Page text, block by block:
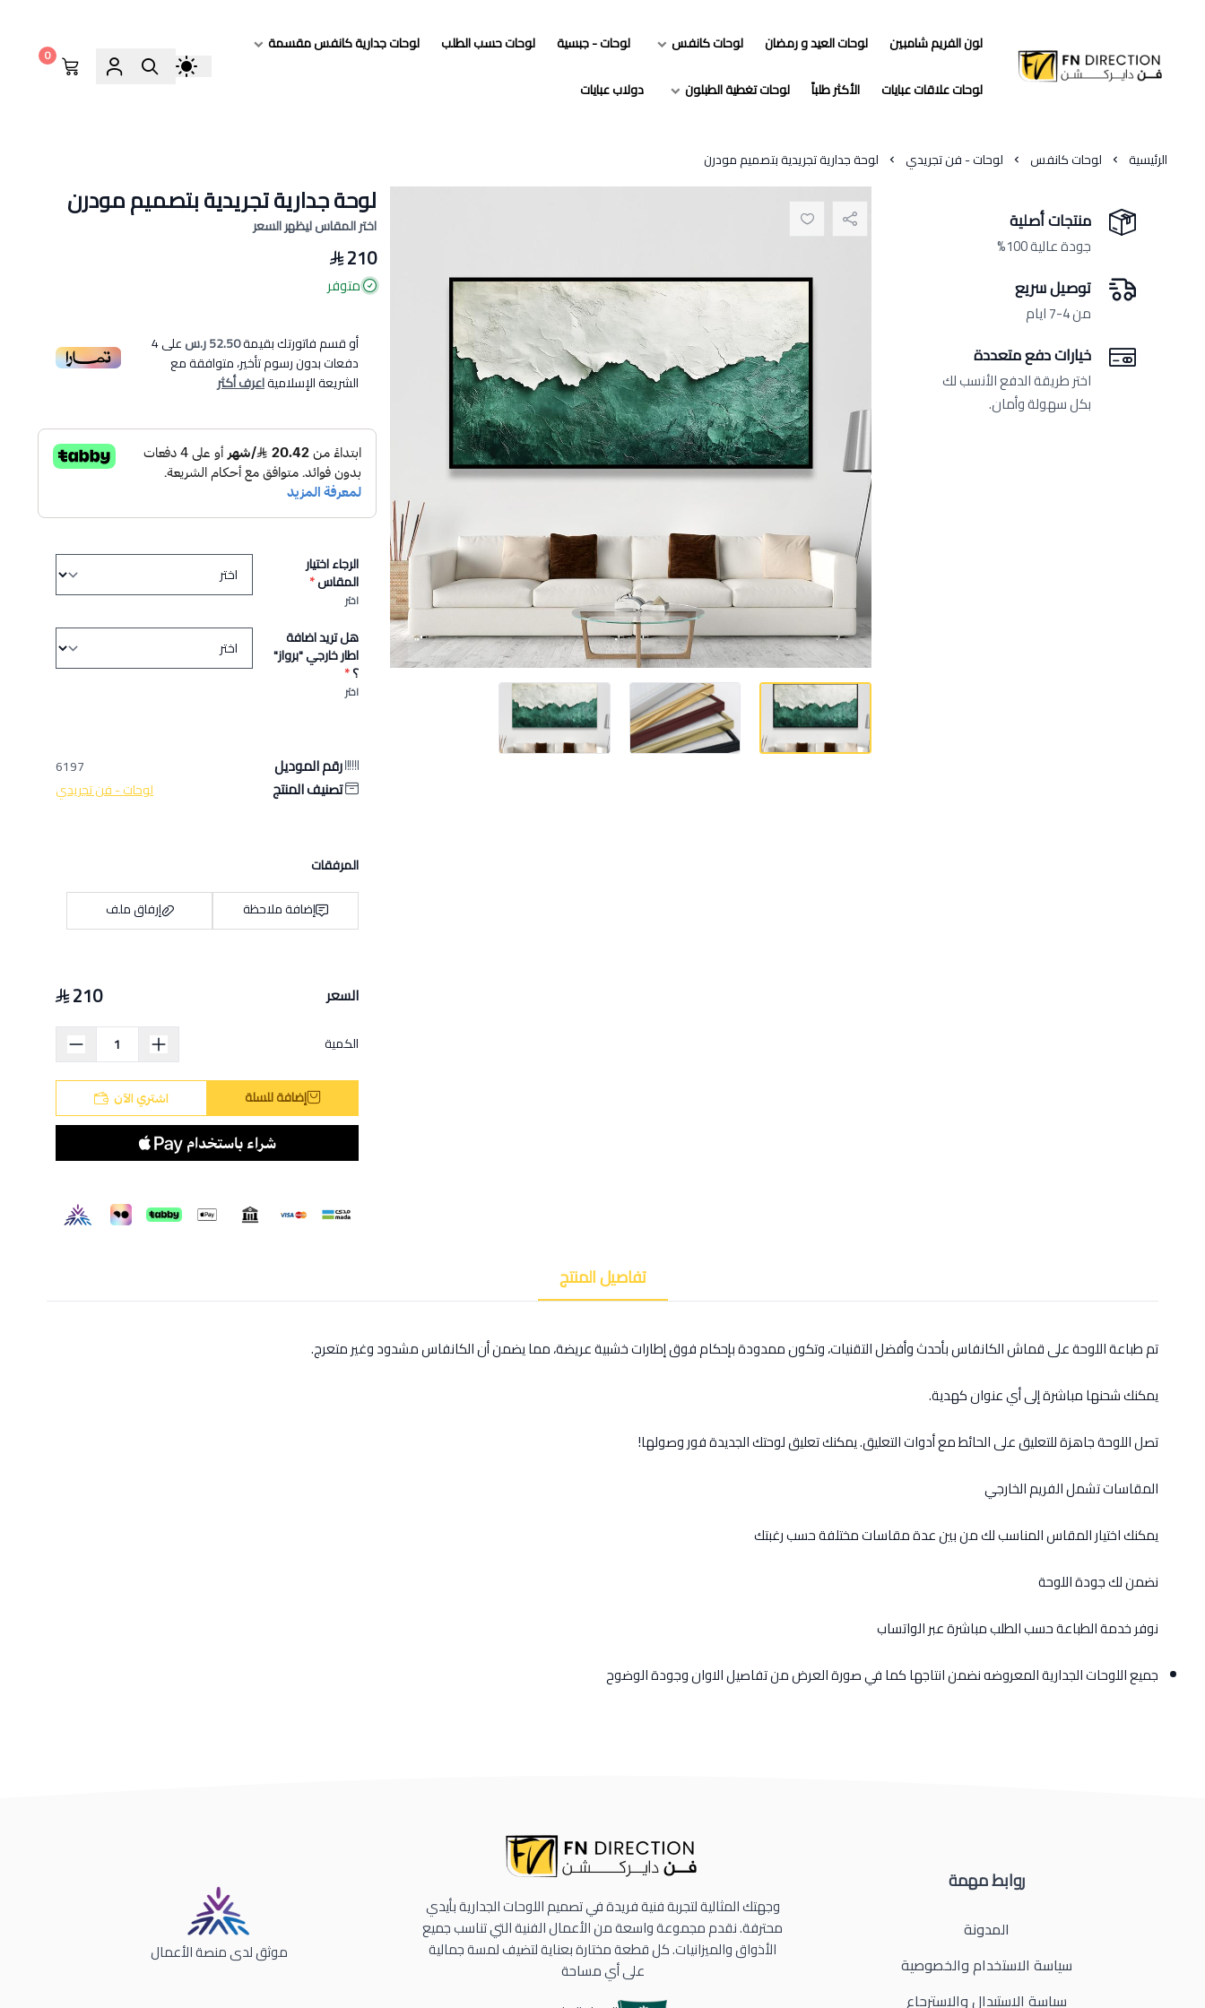
فن دايركشن
لون الفريم شامبين لوحات العيد و رمضان لوحات كانفس لوحات - جبسية لوحات حسب الطلب
لوحات جدارية كانفس مقسمة
لوحات علاقات عبايات
الأكثر طلباً لوحات تغطية الطبلون دولاب عبايات
0
الرئيسية لوحات كانفس لوحات - فن تجريدي لوحة جدارية تجريدية بتصميم مودرن
لوحة جدارية تجريدية بتصميم مودرن
اختر المقاس ليظهر السعر
210
متوفر
أو قسم فاتورتك بقيمة52.50 ر.س على4
دفعات بدون رسوم تأخير، متوافقة مع
الشريعة الإسلاميةاعرف أكثر
الرجاء اختيار
المقاس*
اختر
هل تريد اضافة
اطار خارجي "برواز"
؟*
اختر
رقم الموديل 6197
تصنيف المنتج لوحات - فن تجريدي
المرفقات
إضافة ملاحظة
إرفاق ملف
السعر 210
الكمية
إضافة للسلة اشتري الآن
منتجات أصلية
جودة عالية 100%
توصيل سريع
من 4-7 ايام
خيارات دفع متعددة
اختر طريقة الدفع الأنسب لك
بكل سهولة وأمان.
تفاصيل المنتج
تم طباعة اللوحة على قماش الكانفاس بأحدث وأفضل التقنيات، وتكون ممدودة بإحكام فوق إطارات خشبية عريضة، مما يضمن أن الكانفاس مشدود وغير متعرج.
يمكنك شحنها مباشرة إلى أي عنوان كهدية.
تصل اللوحة جاهزة للتعليق على الحائط مع أدوات التعليق. يمكنك تعليق لوحتك الجديدة فور وصولها!
المقاسات تشمل الفريم الخارجي
يمكنك اختيار المقاس المناسب لك من بين عدة مقاسات مختلفة حسب رغبتك
نضمن لك جودة اللوحة
نوفر خدمة الطباعة حسب الطلب مباشرة عبر الواتساب
جميع اللوحات الجدارية المعروضه نضمن انتاجها كما في صورة العرض من تفاصيل الاوان وجودة الوضوح
روابط مهمة
المدونة
سياسة الاستخدام والخصوصية
سياسة الاستبدال والاسترجاع
وجهتك المثالية لتجربة فنية فريدة في تصميم اللوحات الجدارية بأيدي
محترفة. نقدم مجموعة واسعة من الأعمال الفنية التي تناسب جميع
الأذواق والميزانيات. كل قطعة مختارة بعناية لتضيف لمسة جمالية
على أي مساحة
موثق لدى منصة الأعمال